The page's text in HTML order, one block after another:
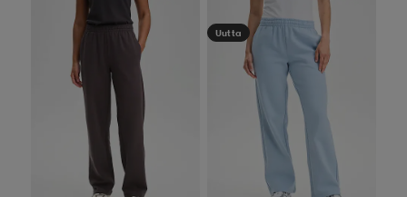
Valitse 2, maksa 44,99€ Valitse 2, maksa 44,99€
Uutta